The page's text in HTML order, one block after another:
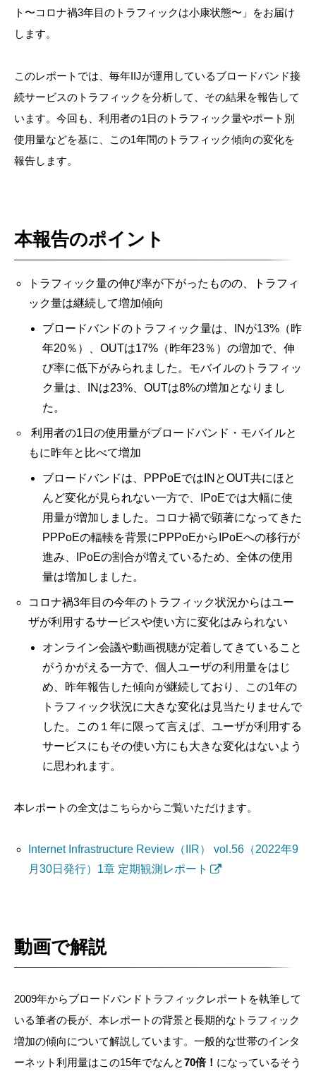
ト〜コロナ禍3年目のトラフィックは小康状態〜」をお届け
します。
このレポートでは、毎年IIJが運用しているブロードバンド接
続サービスのトラフィックを分析して、その結果を報告して
います。今回も、利用者の1日のトラフィック量やポート別
使用量などを基に、この1年間のトラフィック傾向の変化を
報告します。
本報告のポイント
トラフィック量の伸び率が下がったものの、トラフィ
ック量は継続して増加傾向
ブロードバンドのトラフィック量は、INが13%（昨
年20％）、OUTは17%（昨年23％）の増加で、伸
び率に低下がみられました。モバイルのトラフィッ
ク量は、INは23%、OUTは8%の増加となりまし
た。
利用者の1日の使用量がブロードバンド・モバイルと
もに昨年と比べて増加
ブロードバンドは、PPPoEではINとOUT共にほと
んど変化が見られない一方で、IPoEでは大幅に使
用量が増加しました。コロナ禍で顕著になってきた
PPPoEの輻輳を背景にPPPoEからIPoEへの移行が
進み、IPoEの割合が増えているため、全体の使用
量は増加しました。
コロナ禍3年目の今年のトラフィック状況からはユー
ザが利用するサービスや使い方に変化はみられない
オンライン会議や動画視聴が定着してきていること
がうかがえる一方で、個人ユーザの利用量をはじ
め、昨年報告した傾向が継続しており、この1年の
トラフィック状況に大きな変化は見当たりませんで
した。この１年に限って言えば、ユーザが利用する
サービスにもその使い方にも大きな変化はないよう
に思われます。
本レポートの全文はこちらからご覧いただけます。
Internet Infrastructure Review（IIR） vol.56（2022年9
月30日発行）1章 定期観測レポート
動画で解説
2009年からブロードバンドトラフィックレポートを執筆して
いる筆者の長が、本レポートの背景と長期的なトラフィック
増加の傾向について解説しています。一般的な世帯のインタ
ーネット利用量はこの15年でなんと70倍！ になっているそう